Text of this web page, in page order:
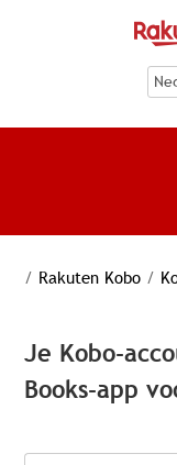
/ Rakuten Kobo /
Je Kobo-
Books-app